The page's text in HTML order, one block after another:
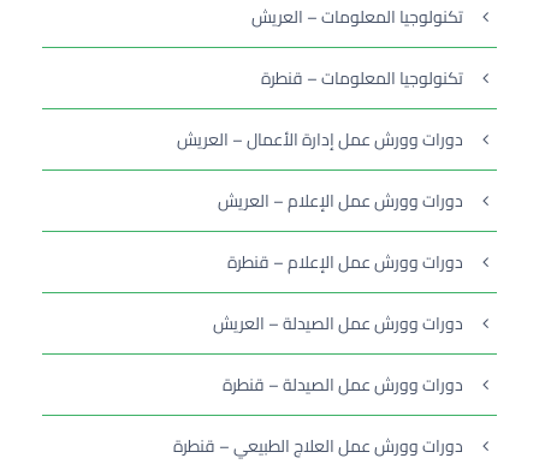
تكنولوجيا المعلومات – العريش
تكنولوجيا المعلومات – قنطرة
دورات وورش عمل إدارة الأعمال – العريش
دورات وورش عمل الإعلام – العريش
دورات وورش عمل الإعلام – قنطرة
دورات وورش عمل الصيدلة – العريش
دورات وورش عمل الصيدلة – قنطرة
دورات وورش عمل العلاج الطبيعي – قنطرة